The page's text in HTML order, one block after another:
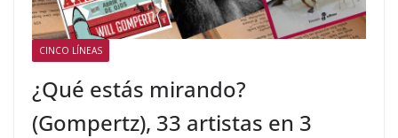
CINCO LÍNEAS
¿Qué estás mirando?
(Gompertz), 33 artistas en 3